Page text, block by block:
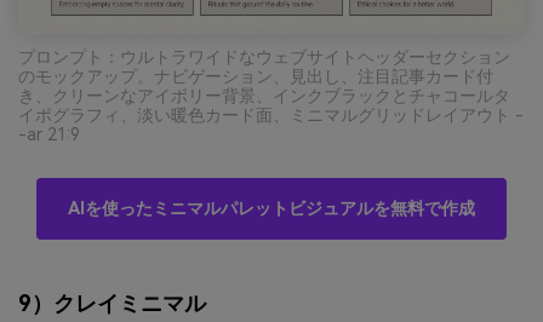
プロンプト：ウルトラワイドなウェブサイトヘッダーセクション
のモックアップ。ナビゲーション、見出し、注目記事カード付
き、クリーンなアイボリー背景、インクブラックとチャコールタ
イポグラフィ、淡い暖色カード面、ミニマルグリッドレイアウト -
-ar 21:9
AIを使ったミニマルパレットビジュアルを無料で作成
9）クレイミニマル